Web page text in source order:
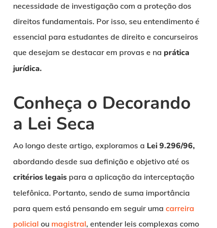
necessidade de investigação com a proteção dos
direitos fundamentais. Por isso, seu entendimento é
essencial para estudantes de direito e concurseiros
que desejam se destacar em provas e na prática
jurídica.
Conheça o Decorando
a Lei Seca
Ao longo deste artigo, exploramos a Lei 9.296/96,
abordando desde sua definição e objetivo até os
critérios legaispara a aplicação da interceptação
telefônica. Portanto, sendo de suma importância
para quem está pensando em seguir uma carreira
policial ou magistral, entender leis complexas como